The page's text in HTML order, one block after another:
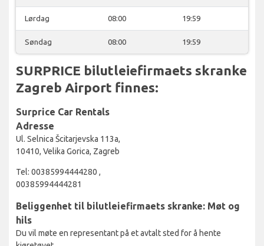
Lørdag 08:00 19:59
Søndag 08:00 19:59
SURPRICE bilutleiefirmaets skranke
Zagreb Airport finnes:
Surprice Car Rentals
Adresse
Ul. Selnica Šcitarjevska 113a,
10410, Velika Gorica, Zagreb
Tel: 00385994444280 ,
00385994444281
Beliggenhet til bilutleiefirmaets skranke: Møt og
hils
Du vil møte en representant på et avtalt sted for å hente